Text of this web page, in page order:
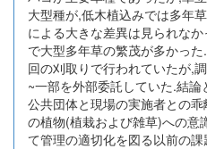
大型種が,低木植込みでは多年
による大きな差異は見られな
で大型多年草の繁茂が多かっ
回の刈取りで行われていたが,
~一部を外部委託していた.結
公共団体と現場の実施者との
の植物(植栽および雑草)への意
て管理の適切化を図る以前の